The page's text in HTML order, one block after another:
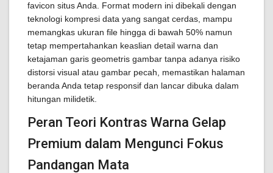
favicon situs Anda. Format modern ini dibekali dengan
teknologi kompresi data yang sangat cerdas, mampu
memangkas ukuran file hingga di bawah 50% namun
tetap mempertahankan keaslian detail warna dan
ketajaman garis geometris gambar tanpa adanya risiko
distorsi visual atau gambar pecah, memastikan halaman
beranda Anda tetap responsif dan lancar dibuka dalam
hitungan milidetik.
Peran Teori Kontras Warna Gelap
Premium dalam Mengunci Fokus
Pandangan Mata